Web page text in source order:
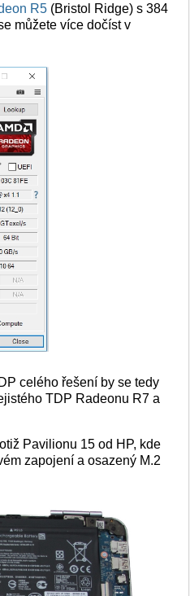
R5(Bristol Ridge) s 384
můžete více dočíst v
celého řešení by se tedy
TDP Radeonu R7 a
Pavilionu 15 od HP, kde
zapojení a osazený M.2